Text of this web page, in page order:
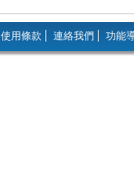
使用條款 連絡我們 功能